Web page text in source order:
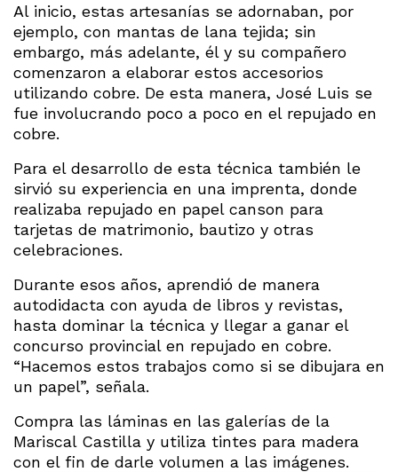
Al inicio, estas artesanías se adornaban, por
ejemplo, con mantas de lana tejida; sin
embargo, más adelante, él y su compañero
comenzaron a elaborar estos accesorios
utilizando cobre. De esta manera, José Luis se
fue involucrando poco a poco en el repujado en
cobre.
Para el desarrollo de esta técnica también le
sirvió su experiencia en una imprenta, donde
realizaba repujado en papel canson para
tarjetas de matrimonio, bautizo y otras
celebraciones.
Durante esos años, aprendió de manera
autodidacta con ayuda de libros y revistas,
hasta dominar la técnica y llegar a ganar el
concurso provincial en repujado en cobre.
“Hacemos estos trabajos como si se dibujara en
un papel”, señala.
Compra las láminas en las galerías de la
Mariscal Castilla y utiliza tintes para madera
con el fin de darle volumen a las imágenes.